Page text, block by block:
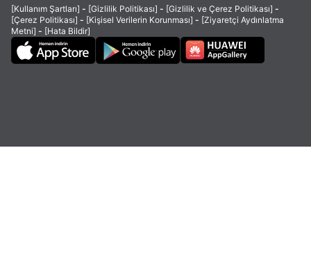
[Kullanım Şartları] - [Gizlilik Politikası] - [Gizlilik ve Çerez Politikası] -
[Çerez Politikası] - [Kişisel Verilerin Korunması] - [Ziyaretçi Aydınlatma
Metni] - [Hata Bildir]